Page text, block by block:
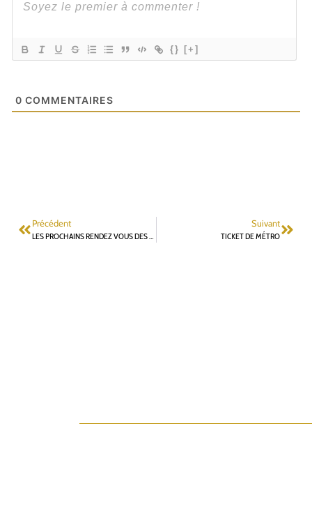
{} [+]
0 COMMENTAIRES
Précédent Suivant
TICKET DE MÉTRO